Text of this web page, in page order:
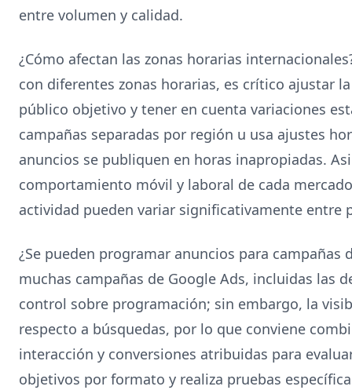
entre volumen y calidad.
¿Cómo afectan las zonas horarias
con diferentes zonas horarias, es crítico ajustar
público objetivo y tener en cuenta variaciones
campañas separadas por región u usa ajustes
anuncios se publiquen en horas inapropiadas.
comportamiento móvil y laboral de cada
actividad pueden variar significativamente entre
¿Se pueden programar anuncios para campañas
muchas campañas de Google Ads, incluidas las
control sobre programación; sin embargo, la
respecto a búsquedas, por lo que conviene
interacción y conversiones atribuidas para
objetivos por formato y realiza pruebas